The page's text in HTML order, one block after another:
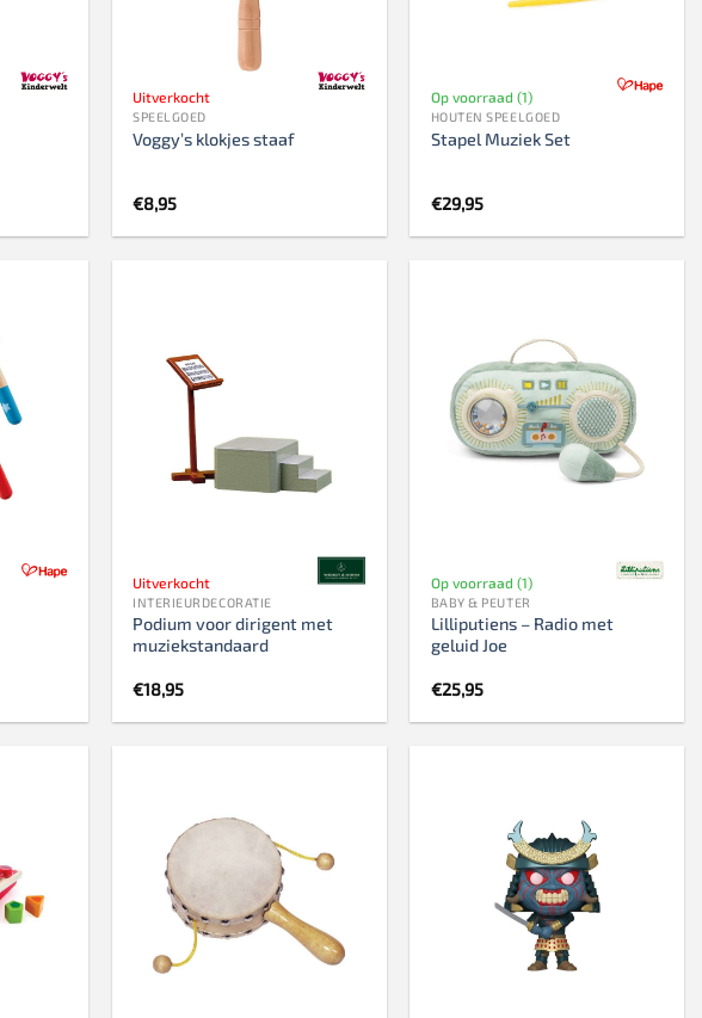
Uitverkocht
SPEELGOED
Voggy’s klokjes staaf
€8,95
Op voorraad (1)
HOUTEN SPEELGOED
Stapel Muziek Set
€29,95
Uitverkocht
INTERIEURDECORATIE
Podium voor dirigent met
muziekstandaard
€18,95
Op voorraad (1)
BABY & PEUTER
Lilliputiens – Radio met
geluid Joe
€25,95